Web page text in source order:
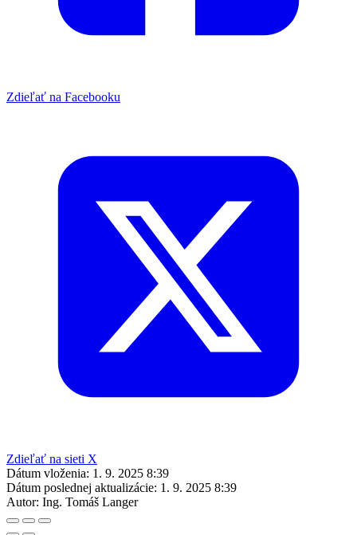
Zdieľať na Facebooku
Zdieľať na sieti X
Dátum vloženia: 1. 9. 2025 8:39
Dátum poslednej aktualizácie: 1. 9. 2025 8:39
Autor: Ing. Tomáš Langer